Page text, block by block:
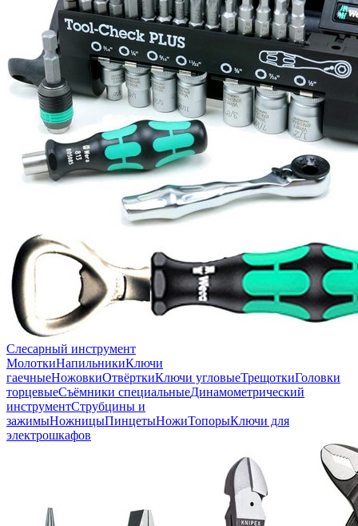
Слесарный инструмент
МолоткиНапильникиКлючи
гаечныеНожовкиОтвёрткиКлючи угловыеТрещоткиГоловки
торцевыеСъёмники специальныеДинамометрический
инструментСтрубцины и
зажимыНожницыПинцетыНожиТопорыКлючи для
электрошкафов